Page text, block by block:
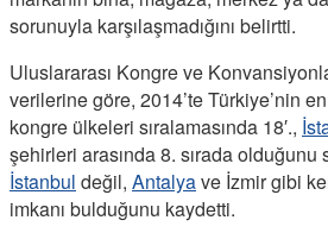
sorunuyla karşılaşmadığını belirtti.
Uluslararası Kongre ve
verilerine göre, 2014’te Türkiye’nin
kongre ülkeleri sıralamasında 18′.,
şehirleri arasında 8. sırada
İstanbul değil, Antalyave İzmir gibi
imkanı bulduğunu kaydetti.